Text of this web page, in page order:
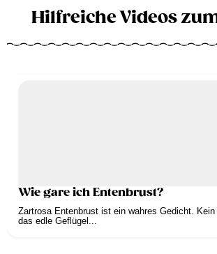
Hilfreiche Videos
Wie gare ich Entenbrust?
Zartrosa Entenbrust ist ein wahres Gedicht.
das edle Geflügel...